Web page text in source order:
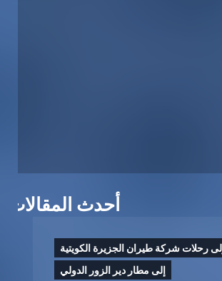
أحدث المقالات
رحلات شركة طيران الجزيرة الكويتية
إلى مطار دير الزور الدولي